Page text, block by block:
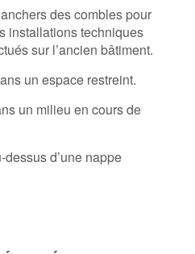
des combles pour
installations techniques
sur l’ancien bâtiment.
un espace restreint.
un milieu en cours de
d’une nappe